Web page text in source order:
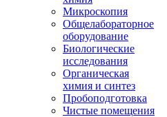
Микроскопия
Общелабораторное
оборудование
Биологические
исследования
Органическая
химия и синтез
Пробоподготовка
Чистые помещения